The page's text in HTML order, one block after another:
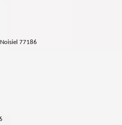
77186